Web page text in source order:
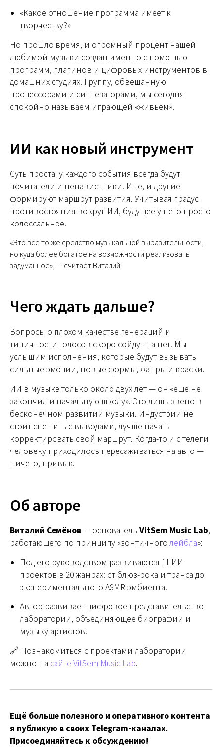
«Какое отношение программа имеет к
творчеству?»
Но прошло время, и огромный процент нашей
любимой музыки создан именно с помощью
программ, плагинов и цифровых инструментов в
домашних студиях. Группу, обвешанную
процессорами и синтезаторами, мы сегодня
спокойно называем играющей «живьём».
ИИ как новый инструмент
Суть проста: у каждого события всегда будут
почитатели и ненавистники. И те, и другие
формируют маршрут развития. Учитывая градус
противостояния вокруг ИИ, будущее у него просто
колоссальное.
«Это всё то же средство музыкальной выразительности,
но куда более богатое на возможности реализовать
задуманное», — считает Виталий.
Чего ждать дальше?
Вопросы о плохом качестве генераций и
типичности голосов скоро сойдут на нет. Мы
услышим исполнения, которые будут вызывать
сильные эмоции, новые формы, жанры и краски.
ИИ в музыке только около двух лет — он «ещё не
закончил и начальную школу». Это лишь звено в
бесконечном развитии музыки. Индустрии не
стоит спешить с выводами, лучше начать
корректировать свой маршрут. Когда-то и с телеги
человеку приходилось пересаживаться на авто —
ничего, привык.
Об авторе
Виталий Семёнов— основатель VitSem Music Lab,
работающего по принципу «зонтичного лейбла»:
Под его руководством развиваются 11 ИИ-
проектов в 20 жанрах: от блюз-рока и транса до
экспериментального ASMR-эмбиента.
Автор развивает цифровое представительство
лаборатории, объединяющее биографии и
музыку артистов.
🔗 Познакомиться с проектами лаборатории
можно на сайте VitSem Music Lab.
Ещё больше полезного и оперативного контента
я публикую в своих Telegram-каналах.
Присоединяйтесь к обсуждению!